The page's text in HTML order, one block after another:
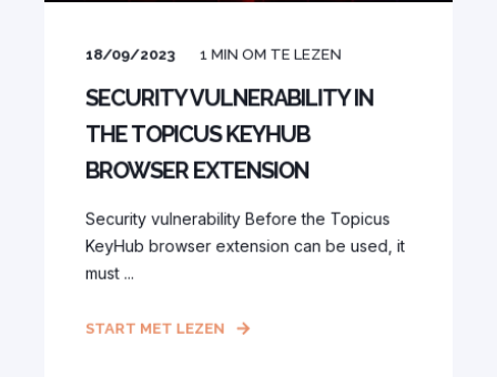
18/09/2023 1MIN OM TE LEZEN
SECURITY VULNERABILITY IN
THE TOPICUS KEYHUB
BROWSER EXTENSION
Security vulnerability Before the Topicus
KeyHub browser extension can be used, it
must ...
START MET LEZEN